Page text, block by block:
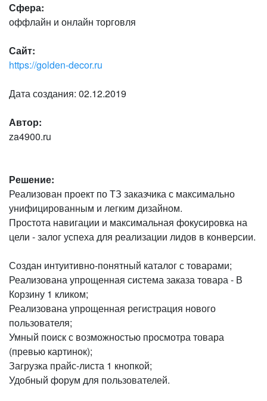
Сфера:
оффлайн и онлайн торговля
Сайт:
https://golden-decor.ru
Дата создания: 02.12.2019
Автор:
za4900.ru
Решение:
Реализован проект по ТЗ заказчика с максимально
унифицированным и легким дизайном.
Простота навигации и максимальная фокусировка на
цели - залог успеха для реализации лидов в конверсии.
Создан интуитивно-понятный каталог с товарами;
Реализована упрощенная система заказа товара - В
Корзину 1 кликом;
Реализована упрощенная регистрация нового
пользователя;
Умный поиск с возможностью просмотра товара
(превью картинок);
Загрузка прайс-листа 1 кнопкой;
Удобный форум для пользователей.